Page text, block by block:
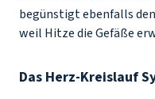
begünstigt ebenfalls
weil Hitze die Gefäße
Das Herz-Kreislauf